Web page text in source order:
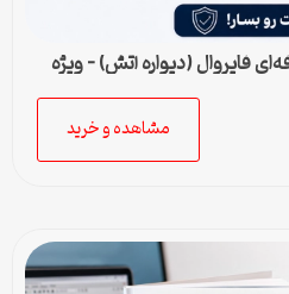
فایروال (دیواره آتش) – ویژه
مشاهده و خرید